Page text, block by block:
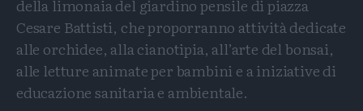
della limonaia del giardino pensile di piazza
Cesare Battisti, che proporranno attività dedicate
alle orchidee, alla cianotipia, all’arte del bonsai,
alle letture animate per bambini e a iniziative di
educazione sanitaria e ambientale.